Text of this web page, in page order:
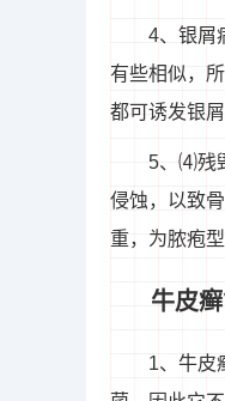
4、银屑
有些相似，
都可诱发银
5、⑷残
侵蚀，以致
重，为脓疱
牛皮
1、牛皮